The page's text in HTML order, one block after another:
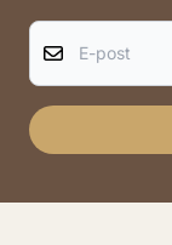
E-post